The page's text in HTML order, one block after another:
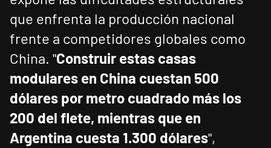
que enfrenta la producción nacional
frente a competidores globales como
China. "Construir estas casas
modulares en China cuestan 500
dólares por metro cuadrado más los
200 del flete, mientras que en
Argentina cuesta 1.300 dólares",